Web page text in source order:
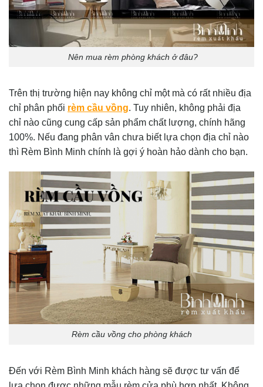
Nên mua rèm phòng khách ở đâu?
Trên thị trường hiện nay không chỉ một mà có rất nhiều địa
chỉ phân phối rèm cầu vồng. Tuy nhiên, không phải địa
chỉ nào cũng cung cấp sản phẩm chất lượng, chính hãng
100%. Nếu đang phân vân chưa biết lựa chọn địa chỉ nào
thì Rèm Bình Minh chính là gợi ý hoàn hảo dành cho bạn.
Rèm cầu vồng cho phòng khách
Đến với Rèm Bình Minh khách hàng sẽ được tư vấn để